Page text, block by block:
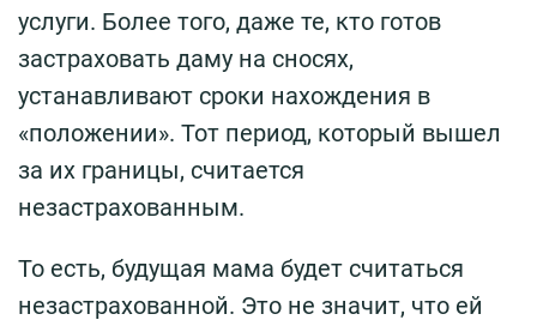
услуги. Более того, даже те, кто готов
застраховать даму на сносях,
устанавливают сроки нахождения в
«положении». Тот период, который вышел
за их границы, считается
незастрахованным.
То есть, будущая мама будет считаться
незастрахованной. Это не значит, что ей